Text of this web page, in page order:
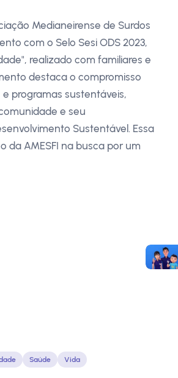
Medianeirense de Surdos
com o Selo Sesi ODS 2023,
realizado com familiares e
destaca o compromisso
programas sustentáveis,
e seu
Sustentável. Essa
da AMESFI na busca por um
Saúde Vida